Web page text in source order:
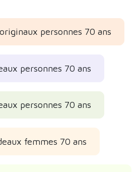
personnes 70 ans
personnes 70 ans
personnes 70 ans
femmes 70 ans